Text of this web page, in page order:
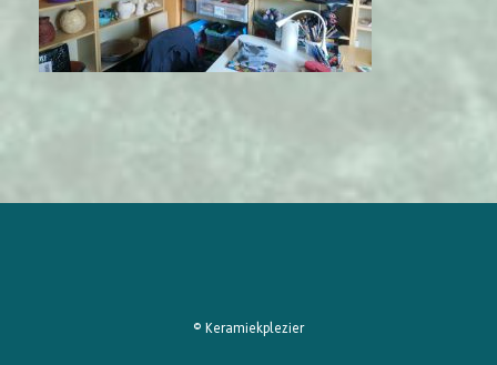
© Keramiekplezier